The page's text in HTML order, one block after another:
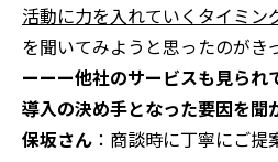
活動に力を入れていくタイミン
を聞いてみようと思ったのがき
ーーー他社のサービスも見られ
導入の決め手となった要因を聞
保坂さん ：商談時に丁寧にご